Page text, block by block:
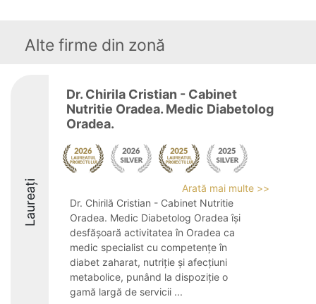
Alte firme din zonă
Laureați
Dr. Chirila Cristian - Cabinet
Nutritie Oradea. Medic Diabetolog
Oradea.
Arată mai multe >>
Dr. Chirilă Cristian - Cabinet Nutritie
Oradea. Medic Diabetolog Oradea își
desfășoară activitatea în Oradea ca
medic specialist cu competențe în
diabet zaharat, nutriție și afecțiuni
metabolice, punând la dispoziție o
gamă largă de servicii ...